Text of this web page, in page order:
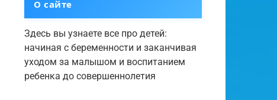
О сайте
Здесь вы узнаете все про детей:
начиная с беременности и заканчивая
уходом за малышом и воспитанием
ребенка до совершеннолетия